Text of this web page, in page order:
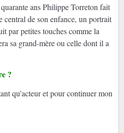
ans Philippe Torreton fait
central de son enfance, un portrait
par petites touches comme la
sa grand-mère ou celle dont il a
?
qu'acteur et pour continuer mon